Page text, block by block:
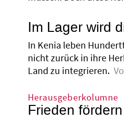
Im Lager wird
In Kenia leben
nicht zurück in ihre
Land zu integrieren.
Herausgeberkolumne
Frieden